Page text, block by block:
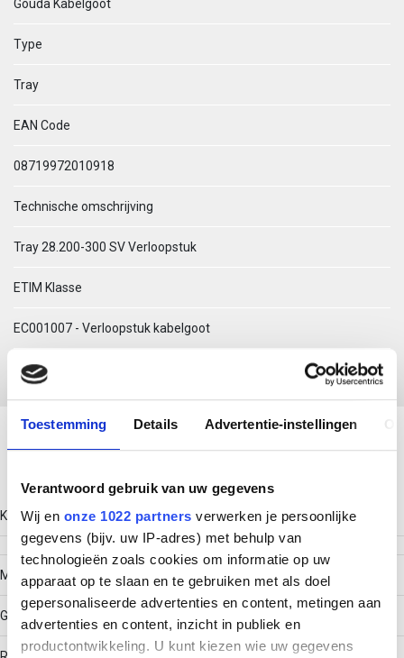
Toestemming Details Advertentie-instellingen
Verantwoord gebruik van uw gegevens
Wij en onze 1022 partners verwerken je persoonlijke
gegevens (bijv. uw IP-adres) met behulp van
technologieën zoals cookies om informatie op uw
apparaat op te slaan en te gebruiken met als doel
gepersonaliseerde advertenties en content, metingen aan
advertenties en content, inzicht in publiek en
productontwikkeling. U kunt kiezen wie uw gegevens
Gouda Kabelgoot
Type
Tray
EAN Code
08719972010918
Technische omschrijving
Tray 28.200-300 SV Verloopstuk
ETIM Klasse
EC001007 - Verloopstuk kabelgoot
Kleur
Model
Geïntegreerde verbinder